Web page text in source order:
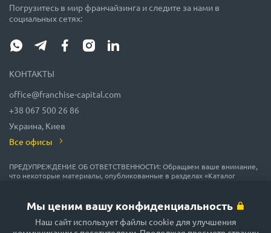
Мы ценим вашу конфиденциальность
Наш сайт использует файлы cookie для улучшения
Погрузитесь в мир франчайзинга и следите за нами в
социальных сетях:
КОНТАКТЫ
office@franchise-capital.com
+38 067 500 26 86
Украина, Киев
Все офисы
ПРЕДУПРЕЖДЕНИЕ ОБ ОТВЕТСТВЕННОСТИ: Обращаем ваше внимание,
что некоторые материалы, опубликованные в разделах «Каталог
рекламы или получены на безвозмездной основе из источников,
которые мы считаем надежными, но их точность и полнота не
гарантируются! В соответствии с законодательством, администрация
сайта FRANCHISE CAPITAL не гарантирует и не обещает в будущем